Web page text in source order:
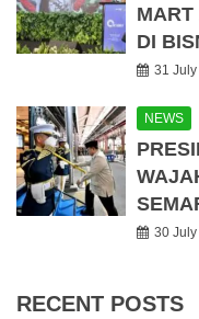
DI
31
NEWS
30
RECENT POSTS